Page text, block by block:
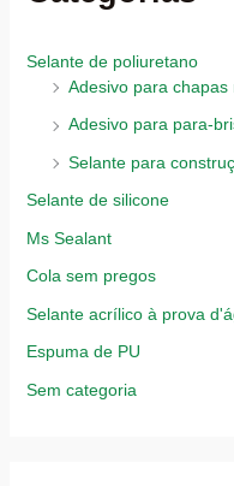
Selante de poliuretano
Adesivo para
Adesivo para para-
Selante para
Selante de silicone
Ms Sealant
Cola sem pregos
Selante acrílico à prova
Espuma de PU
Sem categoria